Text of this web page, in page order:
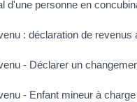
d'une personne en
: déclaration de revenus
- Déclarer un
- Enfant mineur à charge